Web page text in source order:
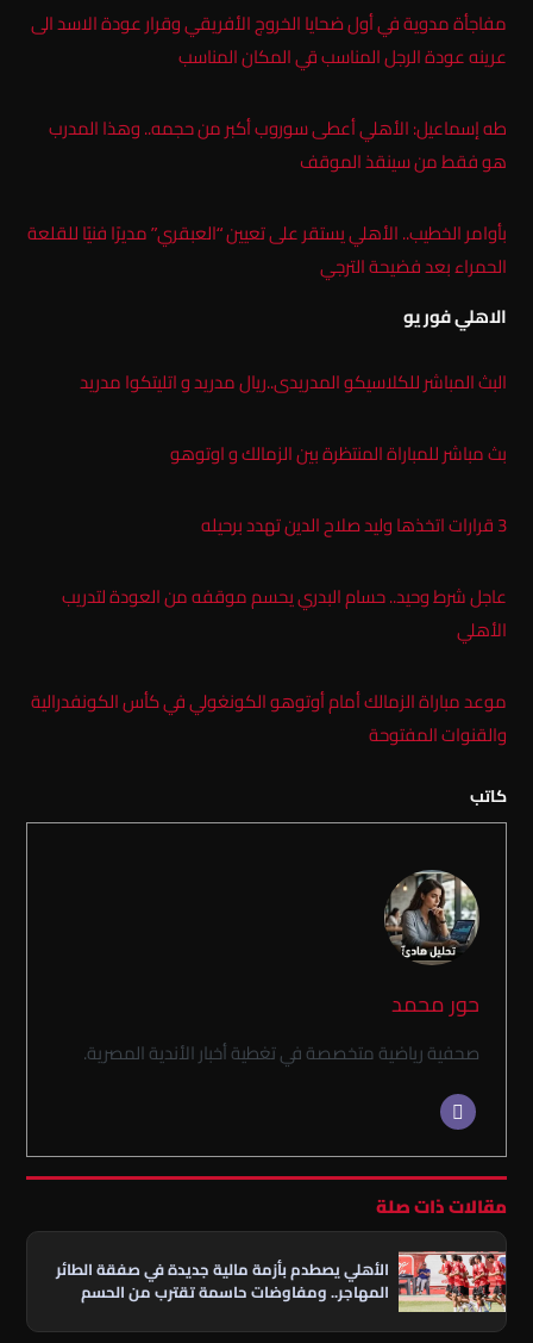
مفاجأة مدوية في أول ضحايا الخروج الأفريقي وقرار عودة الاسد الى
عرينه عودة الرجل المناسب قي المكان المناسب
طه إسماعيل: الأهلي أعطى سوروب أكبر من حجمه.. وهذا المدرب
هو فقط من سينقذ الموقف
بأوامر الخطيب.. الأهلي يستقر على تعيين “العبقري” مديرًا فنيًا للقلعة
الحمراء بعد فضيحة الترجي
الاهلي فور يو
البث المباشر للكلاسيكو المدريدى..ريال مدريد و اتليتكوا مدريد
بث مباشر للمباراة المنتظرة بين الزمالك و اوتوهو
3 قرارات اتخذها وليد صلاح الدين تهدد برحيله
عاجل شرط وحيد.. حسام البدري يحسم موقفه من العودة لتدريب
الأهلي
موعد مباراة الزمالك أمام أوتوهو الكونغولي في كأس الكونفدرالية
والقنوات المفتوحة
كاتب
حور محمد
صحفية رياضية متخصصة في تغطية أخبار الأندية المصرية.
مقالات ذات صلة
الأهلي يصطدم بأزمة مالية جديدة في صفقة الطائر
المهاجر.. ومفاوضات حاسمة تقترب من الحسم